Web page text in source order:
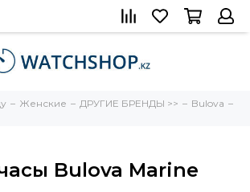
Женские ДРУГИЕ БРЕНДЫ >>
Bulova
Bulova Marine